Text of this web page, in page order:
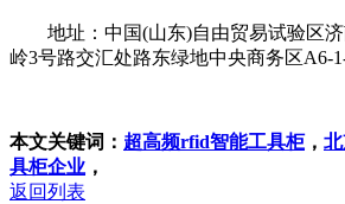
地址：中国(山东)自由贸易试验区济
岭3号路交汇处路东绿地中央商务区A6-
本文关键词： 超高频rfid智能工具柜，
具柜企业 ，
返回列表